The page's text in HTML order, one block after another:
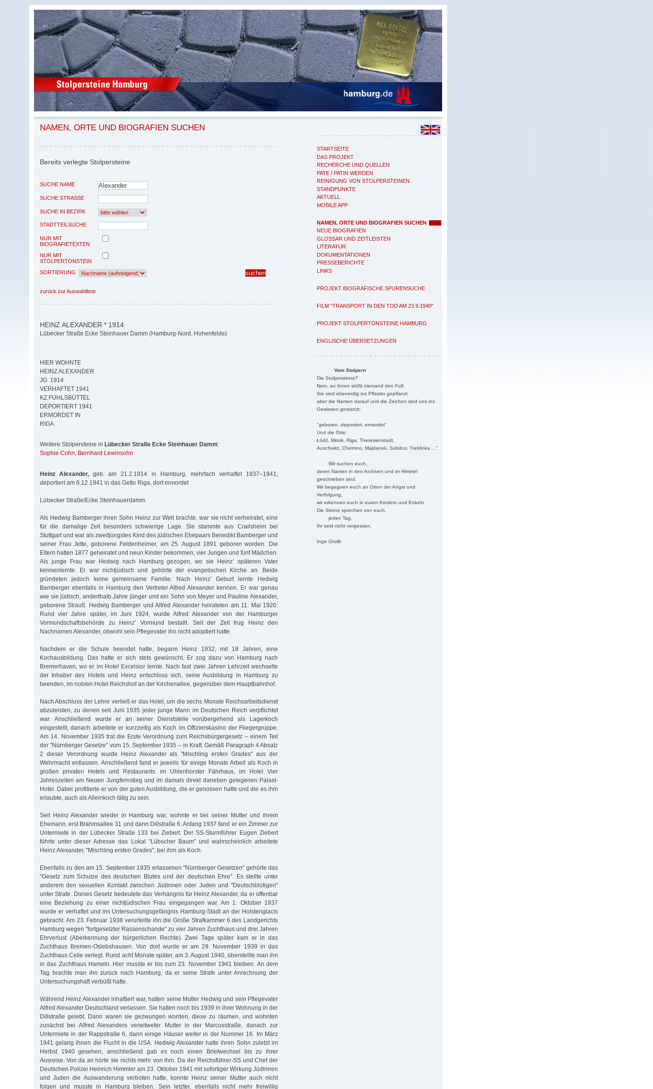
STARTSEITE
DAS PROJEKT
RECHERCHE UND QUELLEN
PATE / PATIN WERDEN
REINIGUNG VON STOLPERSTEINEN
STANDPUNKTE
AKTUELL
MOBILE APP
NAMEN, ORTE UND BIOGRAFIEN SUCHEN
NEUE BIOGRAFIEN
GLOSSAR UND ZEITLEISTEN
LITERATUR
DOKUMENTATIONEN
PRESSEBERICHTE
LINKS
PROJEKT BIOGRAFISCHE SPURENSUCHE
FILM "TRANSPORT IN DEN TOD AM 23.9.1940"
PROJEKT STOLPERTONSTEINE HAMBURG
ENGLISCHE ÜBERSETZUNGEN
Vom Stolpern
Die Stolpersteine?
Nein, an ihnen stößt niemand den Fuß
Sie sind ebenerdig ins Pflaster gepflanzt
aber die Namen darauf und die Zeichen sind uns ins
Gewissen gestanzt:
"geboren, deportiert, ermordet"
Und die Orte:
Łódź, Minsk, Riga, Theresienstadt,
Auschwitz, Chelmno, Majdanek, Sobibor, Treblinka ..."
Wir suchen euch,
deren Namen in den Archiven und im Himmel
geschrieben sind.
Wir begegnen euch an Orten der Angst und
Verfolgung,
wir erkennen euch in euren Kindern und Enkeln.
Die Steine sprechen von euch,
jeden Tag.
Ihr seid nicht vergessen.
Inge Grolle
NAMEN, ORTE UND BIOGRAFIEN SUCHEN
Bereits verlegte Stolpersteine
SUCHE NAME
SUCHE STRASSE
SUCHE IN BEZIRK
STADTTEILSUCHE
NUR MIT
BIOGRAFIETEXTEN
NUR MIT
STOLPERTONSTEIN
SORTIERUNG
zurück zur Auswahlliste
HEINZ ALEXANDER * 1914
Lübecker Straße Ecke Steinhauer Damm (Hamburg-Nord, Hohenfelde)
HIER WOHNTE
HEINZ ALEXANDER
JG. 1914
VERHAFTET 1941
KZ FUHLSBÜTTEL
DEPORTIERT 1941
ERMORDET IN
RIGA
Weitere Stolpersteine in Lübecker Straße Ecke Steinhauer Damm:
Sophie Cohn, Bernhard Lewinsohn
Heinz Alexander, geb. am 21.2.1914 in Hamburg, mehrfach verhaftet 1937–1941,
deportiert am 6.12.1941 in das Getto Riga, dort ermordet
Lübecker Straße/Ecke Steinhauerdamm
Als Hedwig Bamberger ihren Sohn Heinz zur Welt brachte, war sie nicht verheiratet, eine
für die damalige Zeit besonders schwierige Lage. Sie stammte aus Crailsheim bei
Stuttgart und war als zweitjüngstes Kind des jüdischen Ehepaars Benedikt Bamberger und
seiner Frau Jette, geborene Feldenheimer, am 25. August 1891 geboren worden. Die
Eltern hatten 1877 geheiratet und neun Kinder bekommen, vier Jungen und fünf Mädchen.
Als junge Frau war Hedwig nach Hamburg gezogen, wo sie Heinz’ späteren Vater
kennenlernte. Er war nichtjüdisch und gehörte der evangelischen Kirche an. Beide
gründeten jedoch keine gemeinsame Familie. Nach Heinz’ Geburt lernte Hedwig
Bamberger ebenfalls in Hamburg den Vertreter Alfred Alexander kennen. Er war genau
wie sie jüdisch, anderthalb Jahre jünger und ein Sohn von Meyer und Pauline Alexander,
geborene Strauß. Hedwig Bamberger und Alfred Alexander heirateten am 11. Mai 1920.
Rund vier Jahre später, im Juni 1924, wurde Alfred Alexander von der Hamburger
Vormundschaftsbehörde zu Heinz’ Vormund bestallt. Seit der Zeit trug Heinz den
Nachnamen Alexander, obwohl sein Pflegevater ihn nicht adoptiert hatte.
Nachdem er die Schule beendet hatte, begann Heinz 1932, mit 18 Jahren, eine
Kochausbildung. Das hatte er sich stets gewünscht. Er zog dazu von Hamburg nach
Bremerhaven, wo er im Hotel Excelsior lernte. Nach fast zwei Jahren Lehrzeit wechselte
der Inhaber des Hotels und Heinz entschloss sich, seine Ausbildung in Hamburg zu
beenden, im noblen Hotel Reichshof an der Kirchenallee, gegenüber dem Hauptbahnhof.
Nach Abschluss der Lehre verließ er das Hotel, um die sechs Monate Reichsarbeitsdienst
abzuleisten, zu denen seit Juni 1935 jeder junge Mann im Deutschen Reich verpflichtet
war. Anschließend wurde er an seiner Dienststelle vorübergehend als Lagerkoch
eingestellt, danach arbeitete er kurzzeitig als Koch im Offizierskasino der Fliegergruppe.
Am 14. November 1935 trat die Erste Verordnung zum Reichsbürgergesetz – einem Teil
der "Nürnberger Gesetze" vom 15. September 1935 – in Kraft. Gemäß Paragraph 4 Absatz
2 dieser Verordnung wurde Heinz Alexander als "Mischling ersten Grades" aus der
Wehrmacht entlassen. Anschließend fand er jeweils für einige Monate Arbeit als Koch in
großen privaten Hotels und Restaurants: im Uhlenhorster Fährhaus, im Hotel Vier
Jahreszeiten am Neuen Jungfernstieg und im damals direkt daneben gelegenen Palast-
Hotel. Dabei profitierte er von der guten Ausbildung, die er genossen hatte und die es ihm
erlaubte, auch als Alleinkoch tätig zu sein.
Seit Heinz Alexander wieder in Hamburg war, wohnte er bei seiner Mutter und ihrem
Ehemann, erst Brahmsallee 31 und dann Dillstraße 6. Anfang 1937 fand er ein Zimmer zur
Untermiete in der Lübecker Straße 133 bei Ziebert. Der SS-Sturmführer Eugen Ziebert
führte unter dieser Adresse das Lokal "Lübscher Baum" und wahrscheinlich arbeitete
Heinz Alexander, "Mischling ersten Grades", bei ihm als Koch.
Ebenfalls zu den am 15. September 1935 erlassenen "Nürnberger Gesetzen" gehörte das
"Gesetz zum Schutze des deutschen Blutes und der deutschen Ehre". Es stellte unter
anderem den sexuellen Kontakt zwischen Jüdinnen oder Juden und "Deutschblütigen"
unter Strafe. Dieses Gesetz bedeutete das Verhängnis für Heinz Alexander, da er offenbar
eine Beziehung zu einer nichtjüdischen Frau eingegangen war. Am 1. Oktober 1937
wurde er verhaftet und ins Untersuchungsgefängnis Hamburg-Stadt an der Holstenglacis
gebracht. Am 23. Februar 1938 verurteilte ihn die Große Strafkammer 6 des Landgerichts
Hamburg wegen "fortgesetzter Rassenschande" zu vier Jahren Zuchthaus und drei Jahren
Ehrverlust (Aberkennung der bürgerlichen Rechte). Zwei Tage später kam er in das
Zuchthaus Bremen-Oslebshausen. Von dort wurde er am 29. November 1939 in das
Zuchthaus Celle verlegt. Rund acht Monate später, am 3. August 1940, überstellte man ihn
in das Zuchthaus Hameln. Hier musste er bis zum 23. November 1941 bleiben. An dem
Tag brachte man ihn zurück nach Hamburg, da er seine Strafe unter Anrechnung der
Untersuchungshaft verbüßt hatte.
Während Heinz Alexander inhaftiert war, hatten seine Mutter Hedwig und sein Pflegevater
Alfred Alexander Deutschland verlassen. Sie hatten noch bis 1939 in ihrer Wohnung in der
Dillstraße gelebt. Dann waren sie gezwungen worden, diese zu räumen, und wohnten
zunächst bei Alfred Alexanders verwitweter Mutter in der Marcusstraße, danach zur
Untermiete in der Rappstraße 6, dann einige Häuser weiter in der Nummer 16. Im März
1941 gelang ihnen die Flucht in die USA. Hedwig Alexander hatte ihren Sohn zuletzt im
Herbst 1940 gesehen, anschließend gab es noch einen Briefwechsel bis zu ihrer
Ausreise. Von da an hörte sie nichts mehr von ihm. Da der Reichsführer-SS und Chef der
Deutschen Polizei Heinrich Himmler am 23. Oktober 1941 mit sofortiger Wirkung Jüdinnen
und Juden die Auswanderung verboten hatte, konnte Heinz seiner Mutter auch nicht
folgen und musste in Hamburg bleiben. Sein letzter, ebenfalls nicht mehr freiwillig